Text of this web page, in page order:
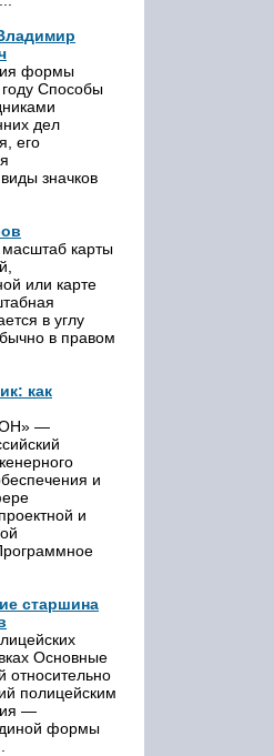
формы
Способы
дел
его
значков
масштаб карты
или карте
в углу
в правом
как
—
и
и
старшина
Основные
относительно
полицейским
—
формы